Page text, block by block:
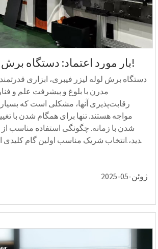
۹ بار مورد اعتماد: دستگاه برش لیزری عالی!
دستگاه برش لوله لیزر فیبری، ابزاری
مدرن با بلوغ و پیشرفت علم و
رقابت‌پذیری آنها، مشکلی است که
مواجه هستند. تنها برای همگام شدن با
شدن با زمانه. چگونگی استفاده مناسب از
جدید، انتخاب شریک مناسب اولین گام
ژوئن-05-2025